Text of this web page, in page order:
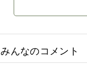
みんなのコメント